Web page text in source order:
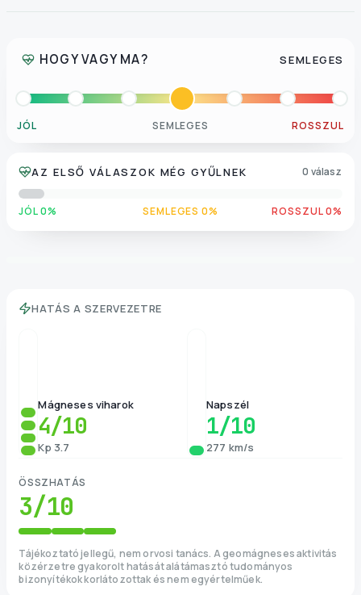
HOGY VAGY MA? SEMLEGES
JÓL SEMLEGES ROSSZUL
AZ ELSŐ VÁLASZOK MÉG GYŰLNEK 0 válasz
JÓL 0% SEMLEGES 0% ROSSZUL 0%
HATÁS A SZERVEZETRE
Mágneses viharok
4/10
Kp 3.7
Napszél
1/10
277 km/s
ÖSSZHATÁS
3/10
Tájékoztató jellegű, nem orvosi tanács. A geomágneses aktivitás
közérzetre gyakorolt hatását alátámasztó tudományos
bizonyítékok korlátozottak és nem egyértelműek.